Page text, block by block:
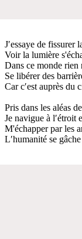
J′essaye de fissurer
Voir la lumière
Dans ce monde rien
Se libérer des
Car c′est auprès du
Pris dans les aléas
Je navigue à l′étroit
M'échapper par les
L′humanité se